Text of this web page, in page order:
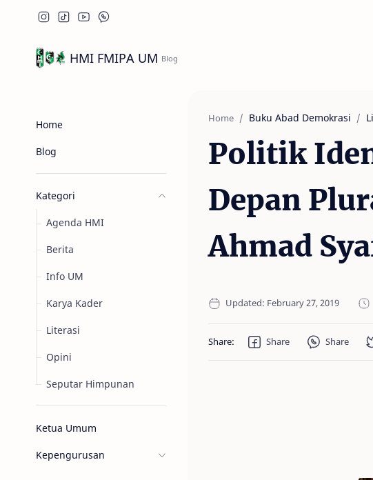
HMI FMIPA UM
Home
Blog
Kategori
Agenda HMI
Berita
Info UM
Karya Kader
Literasi
Opini
Seputar Himpunan
Ketua Umum
Kepengurusan
Home Buku Abad Demokrasi
Politik
Depan
Ahmad